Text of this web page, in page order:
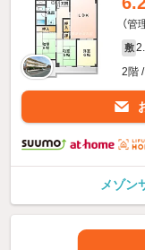
（管
敷
2階
メゾン